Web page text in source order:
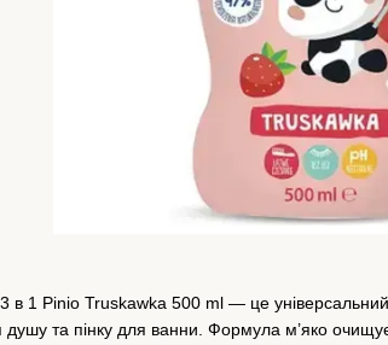
в 1 Pinio Truskawka 500 ml — це універсальний
та пінку для ванни. Формула м’яко